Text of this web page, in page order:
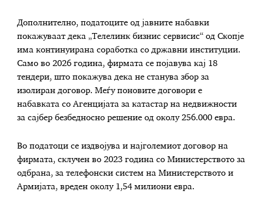
Дополнително, податоците од јавните набавки
покажуваат дека „Телелинк бизнис сервисис“ од Скопје
има континуирана соработка со државни институции.
Само во 2026 година, фирмата се појавува кај 18
тендери, што покажува дека не станува збор за
изолиран договор. Меѓу поновите договори е
набавката со Агенцијата за катастар на недвижности
за сајбер безбедносно решение од околу 256.000 евра.
Во податоци се издвојува и најголемиот договор на
фирмата, склучен во 2023 година со Министерството за
одбрана, за телефонски систем на Министерството и
Армијата, вреден околу 1,54 милиони евра.